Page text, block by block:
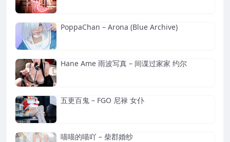
PoppaChan – Arona (Blue Archive)
Hane Ame 雨波写真 – 间谍过家家 约尔
五更百鬼 – FGO 尼禄 女仆
喵喵的喵吖 – 柴郡婚纱